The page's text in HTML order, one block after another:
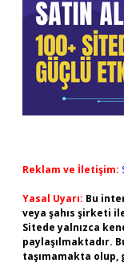
Reklam ve İletişim:
Yasal Uyarı: Bu
veya şahıs şirketi
Sitede yalnızca
paylaşılmaktadır.
taşımamakta olup,